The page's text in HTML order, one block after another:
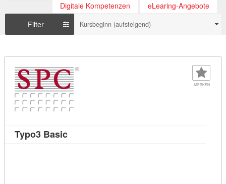
Digitale Kompetenzen
eLearing-Angebote
Filter
Kursbeginn (aufsteigend)
MERKEN
Typo3 BasicKursdetail: Typo3 Basic (10931197)